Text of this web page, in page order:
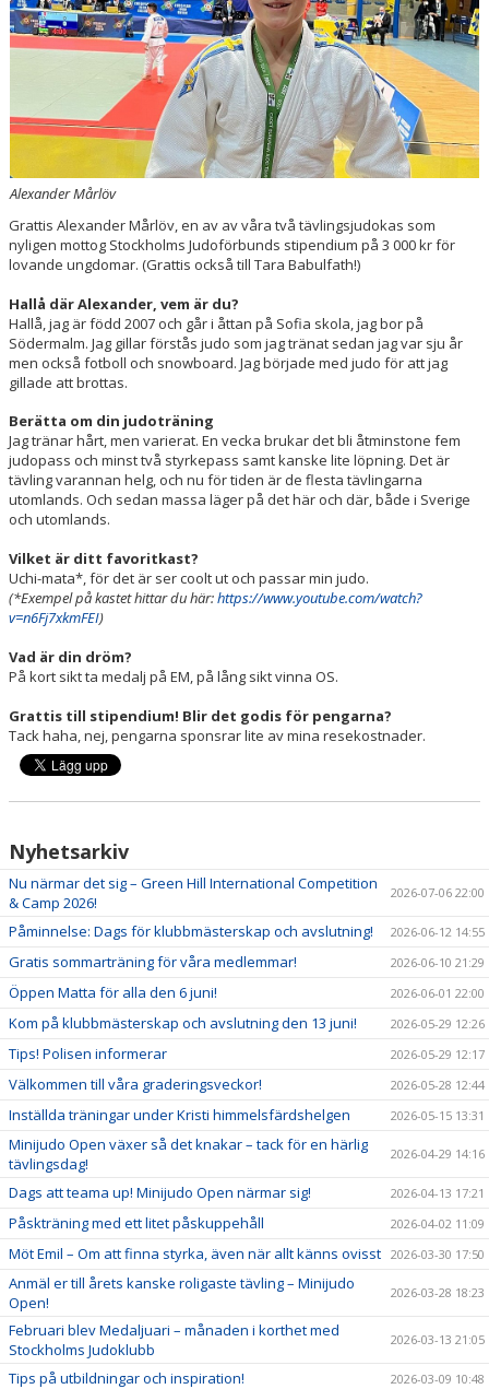
OM OSS
KONTAKT/HITTA
INTERNATIONAL (EN)
Alexander Mårlöv
Grattis Alexander Mårlöv, en av av våra två tävlingsjudokas som
nyligen mottog Stockholms Judoförbunds stipendium på 3 000 kr för
lovande ungdomar. (Grattis också till Tara Babulfath!)
Hallå där Alexander, vem är du?
Hallå, jag är född 2007 och går i åttan på Sofia skola, jag bor på
Södermalm. Jag gillar förstås judo som jag tränat sedan jag var sju år
men också fotboll och snowboard. Jag började med judo för att jag
gillade att brottas.
Berätta om din judoträning
Jag tränar hårt, men varierat. En vecka brukar det bli åtminstone fem
judopass och minst två styrkepass samt kanske lite löpning. Det är
tävling varannan helg, och nu för tiden är de flesta tävlingarna
utomlands. Och sedan massa läger på det här och där, både i Sverige
och utomlands.
Vilket är ditt favoritkast?
Uchi-mata*, för det är ser coolt ut och passar min judo.
(*Exempel på kastet hittar du här:https://www.youtube.com/watch?
v=n6Fj7xkmFEI)
Vad är din dröm?
På kort sikt ta medalj på EM, på lång sikt vinna OS.
Grattis till stipendium! Blir det godis för pengarna?
Tack haha, nej, pengarna sponsrar lite av mina resekostnader.
Nyhetsarkiv
Nu närmar det sig – Green Hill International Competition
& Camp 2026!
2026-07-06 22:00
Påminnelse: Dags för klubbmästerskap och avslutning! 2026-06-12 14:55
Gratis sommarträning för våra medlemmar! 2026-06-10 21:29
Öppen Matta för alla den 6 juni! 2026-06-01 22:00
Kom på klubbmästerskap och avslutning den 13 juni! 2026-05-29 12:26
Tips! Polisen informerar 2026-05-29 12:17
Välkommen till våra graderingsveckor! 2026-05-28 12:44
Inställda träningar under Kristi himmelsfärdshelgen 2026-05-15 13:31
Minijudo Open växer så det knakar – tack för en härlig
tävlingsdag!
2026-04-29 14:16
Dags att teama up! Minijudo Open närmar sig! 2026-04-13 17:21
Påskträning med ett litet påskuppehåll 2026-04-02 11:09
Möt Emil – Om att finna styrka, även när allt känns ovisst 2026-03-30 17:50
Anmäl er till årets kanske roligaste tävling – Minijudo
Open!
2026-03-28 18:23
Februari blev Medaljuari – månaden i korthet med
Stockholms Judoklubb
2026-03-13 21:05
Tips på utbildningar och inspiration! 2026-03-09 10:48